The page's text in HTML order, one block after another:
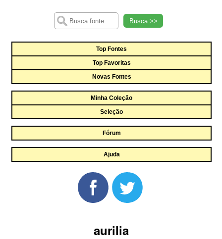
Busca >>
Top Fontes
Top Favoritas
Novas Fontes
Minha Coleção
Seleção
Fórum
Ajuda
aurilia